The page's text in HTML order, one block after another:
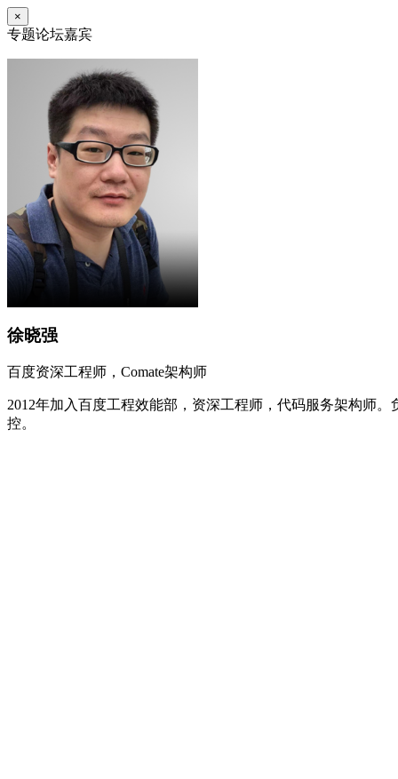
×
专题论坛嘉宾
徐晓强
百度资深工程师，Comate架构师
2012年加入百度工程效能部，资深工程师，代码服务架构师
控。